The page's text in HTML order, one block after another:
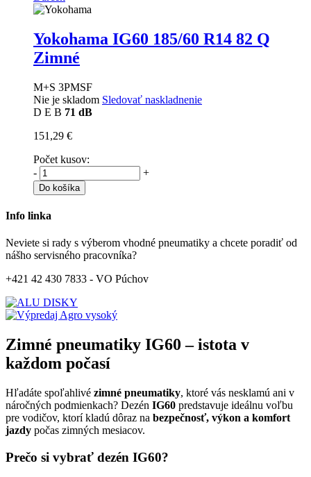
Yokohama IG60 185/60 R14 82 Q
Zimné
M+S 3PMSF
Nie je skladom Sledovať naskladnenie
D E B 71 dB
151,29 €
Počet kusov:
-
+
Do košíka
Info linka
Neviete si rady s výberom vhodné pneumatiky a chcete poradiť od
nášho servisného pracovníka?
+421 42 430 7833 - VO Púchov
Zimné pneumatiky IG60 – istota v
každom počasí
Hľadáte spoľahlivé zimné pneumatiky, ktoré vás nesklamú ani v
náročných podmienkach? Dezén IG60 predstavuje ideálnu voľbu
pre vodičov, ktorí kladú dôraz na bezpečnosť, výkon a komfort
jazdy počas zimných mesiacov.
Prečo si vybrať dezén IG60?